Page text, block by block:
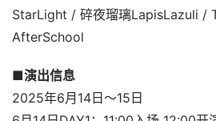
StarLight / 碎夜瑠璃LapisLazuli /
AfterSchool
■演出信息
2025年6月14日〜15日